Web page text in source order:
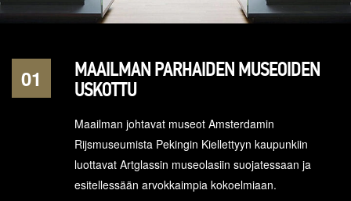
01
MAAILMAN PARHAIDEN MUSEOIDEN
USKOTTU
Maailman johtavat museot Amsterdamin
Rijsmuseumista Pekingin Kiellettyyn kaupunkiin
luottavat Artglassin museolasiin suojatessaan ja
esitellessään arvokkaimpia kokoelmiaan.